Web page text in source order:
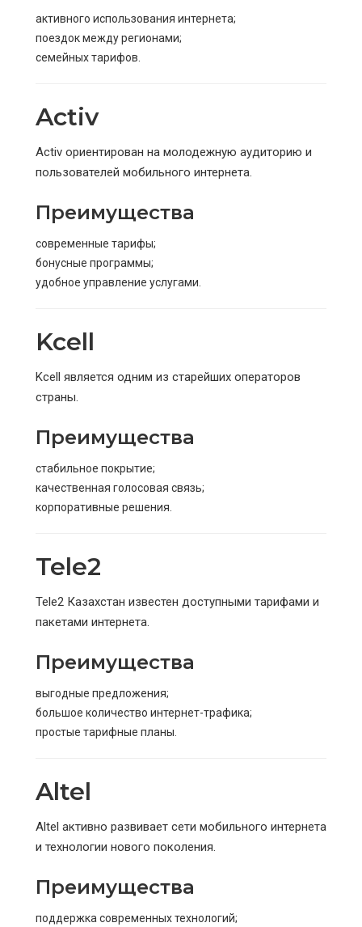
активного использования интернета;
поездок между регионами;
семейных тарифов.
Activ
Activ ориентирован на молодежную аудиторию и
пользователей мобильного интернета.
Преимущества
современные тарифы;
бонусные программы;
удобное управление услугами.
Kcell
Kcell является одним из старейших операторов
страны.
Преимущества
стабильное покрытие;
качественная голосовая связь;
корпоративные решения.
Tele2
Tele2 Казахстан известен доступными тарифами и
пакетами интернета.
Преимущества
выгодные предложения;
большое количество интернет-трафика;
простые тарифные планы.
Altel
Altel активно развивает сети мобильного интернета
и технологии нового поколения.
Преимущества
поддержка современных технологий;